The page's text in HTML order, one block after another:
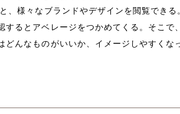
、様々なブランドやデザインを閲覧でき
るとアベレージをつかめてくる。そこで
んなものがいいか、イメージしやすくな